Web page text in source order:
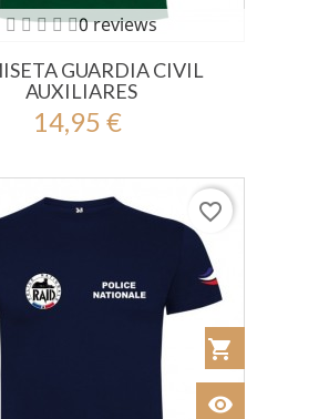
0 reviews
GUARDIA CIVIL
AUXILIARES
14,95 €
shopping_cart
visibility
favorite_border